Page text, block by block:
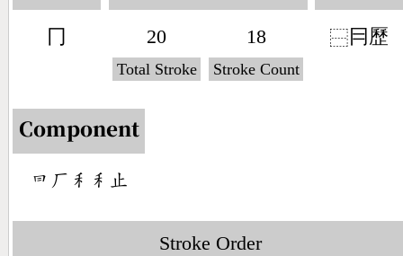
冂 20
Total Stroke
18
Stroke Count
⿱ 冃歷
Component
󶃒󶀕󶅅󶅅󶃍
Stroke Order